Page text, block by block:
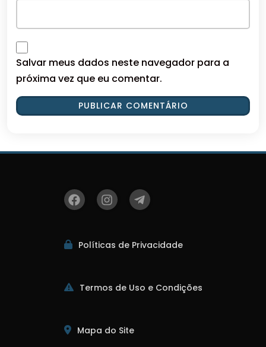
Salvar meus dados neste navegador para a
próxima vez que eu comentar.
Políticas de Privacidade
Termos de Uso e Condições
Mapa do Site